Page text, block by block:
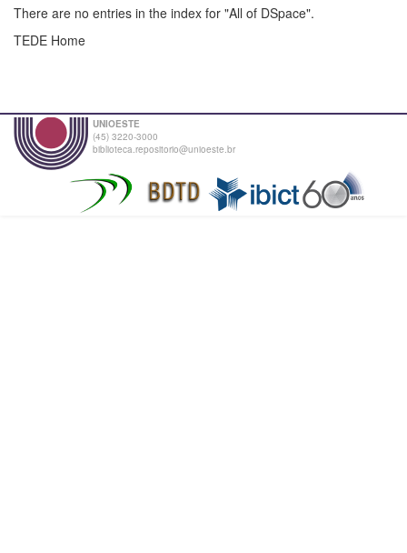
There are no entries in the index for "All of DSpace".
TEDE Home
UNIOESTE
(45) 3220-3000
biblioteca.repositorio@unioeste.br